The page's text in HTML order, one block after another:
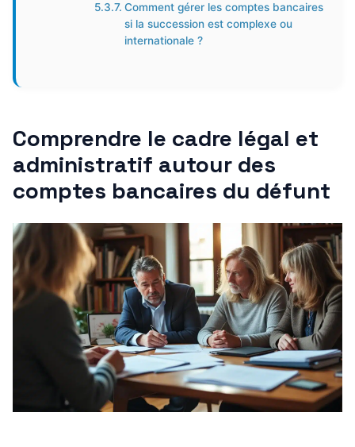
Comment gérer les comptes bancaires
si la succession est complexe ou
internationale ?
Comprendre le cadre légal et
administratif autour des
comptes bancaires du défunt